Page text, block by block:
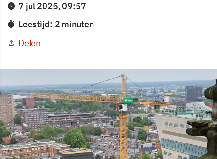
7 jul 2025, 09:57
Leestijd: 2 minuten
Delen